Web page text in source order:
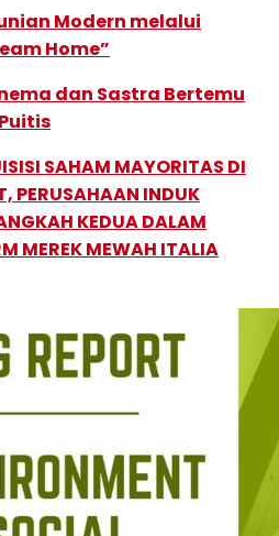
Modern melalui
Home”
dan Sastra Bertemu
SAHAM MAYORITAS DI
PERUSAHAAN INDUK
KEDUA DALAM
MEREK MEWAH ITALIA